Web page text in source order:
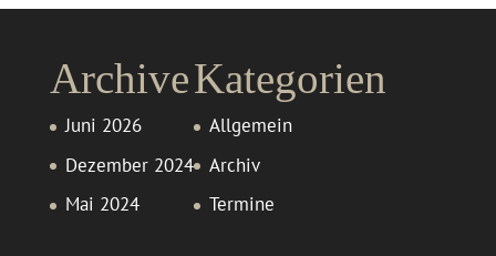
Archive
Juni 2026
Dezember 2024
Mai 2024
Kategorien
Allgemein
Archiv
Termine